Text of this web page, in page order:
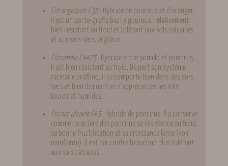
Citrangequat C35: Hybride de poncirus et d’oranger,
il est un porte-greffe bien vigoureux, relativement
bien résistant au froid et tolérant aux sols calcaires
et aux sols secs, argileux.
Citrumelo C4475: Hybride entre pomelo et poncirus,
Il est bien résistant au froid. De part son système
racinaire profond, il se comporte bien dans des sols
secs et bien drainant et n’apprécie pas les sols
lourds et humides.
Forner alcaide FA5: Hybride de poncirus. Il a conservé
comme caractère des poncirus sa résistance au froid,
sa bonne fructification et sa croissance lente (voir
nanifiante). Il est par contre beaucoup plus tolérant
aux sols calcaires.